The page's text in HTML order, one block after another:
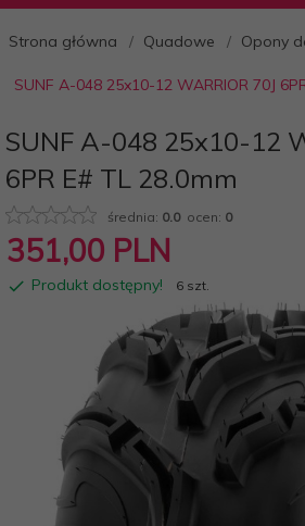
Strona główna Quadowe Opony
SUNF A-048 25x10-12 WARRIOR 70J
SUNF A-048 25x10-12
6PR E# TL 28.0mm
średnia: 0.0ocen: 0
351,00 PLN
Produkt dostępny! 6 szt.